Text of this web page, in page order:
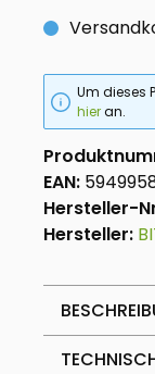
Um dieses
hieran.
EAN:
Hersteller-
Hersteller: